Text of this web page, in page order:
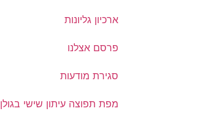
ארכיון גליונות
פרסם אצלנו
סגירת מודעות
מפת תפוצה עיתון שישי בגולן